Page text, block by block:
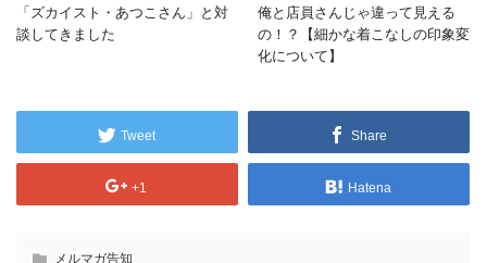
「ズカイスト・あつこさん」と対
談してきました
俺と店員さんじゃ違って見える
の！？【細かな着こなしの印象変
化について】
Tweet Share
+1 Hatena
メルマガ告知